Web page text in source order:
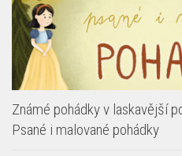
Známé pohádky v laskavější
Psané i malované pohádky